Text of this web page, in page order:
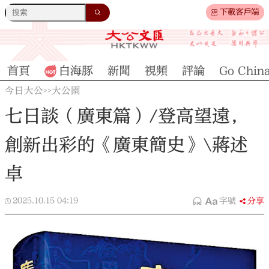
下載客戶端
首頁 白海豚 新聞 視頻 評論 Go
今日大公>>大公園
七日談（廣東篇）/登高望遠，
創新出彩的《廣東簡史》\蔣述
卓
2025.10.15 04:19 字號 分享